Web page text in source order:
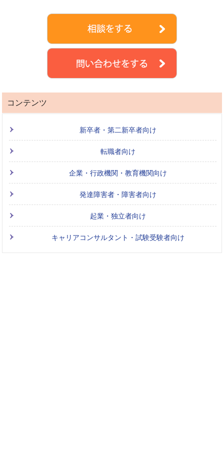
コンテンツ
新卒者・第二新卒者向け
転職者向け
企業・行政機関・教育機関向け
発達障害者・障害者向け
起業・独立者向け
キャリアコンサルタント・試験受験者向け